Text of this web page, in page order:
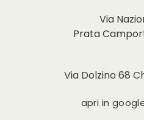
Via
Prata
Via Dolzino 68
apri in